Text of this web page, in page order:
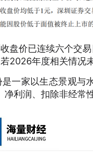
盘价已连续六个交
2026年度相关情况
一家以生态景观与
利润、扣除非经常